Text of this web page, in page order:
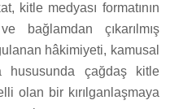
kitle medyası formatının
bağlamdan çıkarılmış
hâkimiyeti, kamusal
hususunda çağdaş kitle
olan bir kırılganlaşmaya